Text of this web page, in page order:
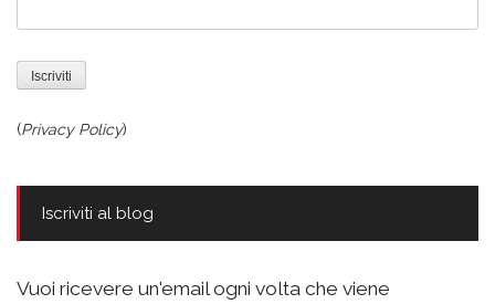
(Privacy Policy)
Iscriviti al blog
Vuoi ricevere un'email ogni volta che viene